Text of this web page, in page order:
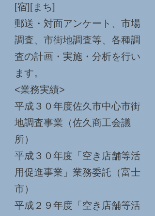
[宿][まち]
郵送・対面アンケート、市場
調査、市街地調査等、各種調
査の計画・実施・分析を行い
ます。
<業務実績>
平成３０年度佐久市中心市街
地調査事業（佐久商工会議
所）
平成３０年度「空き店舗等活
用促進事業」業務委託（富士
市）
平成２９年度「空き店舗等活